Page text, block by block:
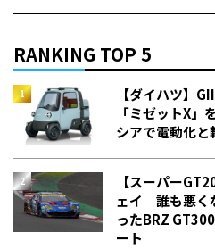
RANKING TOP 5
【ダイハツ】
「ミゼットX
シアで電動化
【スーパー
ェイ 誰も悪く
った――BRZ
ート